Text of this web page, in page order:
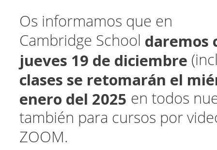
Os informamos que en
Cambridge School daremos
jueves 19 de diciembre
clases se retomarán el
enero del 2025 en todos
también para cursos por
ZOOM.